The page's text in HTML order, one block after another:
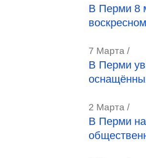
В Перми 8
7 Марта /
В Перми
2 Марта /
В Перми на